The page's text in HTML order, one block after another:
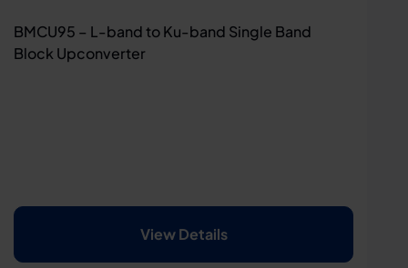
BMCU95 – L-band to Ku-band Single Band
Block Upconverter
View Details